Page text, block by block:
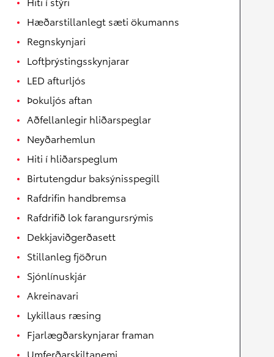
Hæðarstillanlegt sæti ökumanns
Regnskynjari
Loftþrýstingsskynjarar
LED afturljós
Þokuljós aftan
Aðfellanlegir hliðarspeglar
Neyðarhemlun
Hiti í hliðarspeglum
Birtutengdur baksýnisspegill
Rafdrifin handbremsa
Rafdrifið lok farangursrýmis
Dekkjaviðgerðasett
Stillanleg fjöðrun
Sjónlínuskjár
Akreinavari
Lykillaus ræsing
Fjarlægðarskynjarar framan
Umferðarskiltanemi